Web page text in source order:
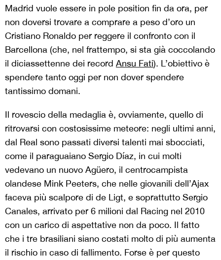
Madrid vuole essere in pole position fin da ora, per
non doversi trovare a comprare a peso d’oro un
Cristiano Ronaldo per reggere il confronto con il
Barcellona (che, nel frattempo, si sta già coccolando
il diciassettenne dei record Ansu Fati). L’obiettivo è
spendere tanto oggi per non dover spendere
tantissimo domani.
Il rovescio della medaglia è, ovviamente, quello di
ritrovarsi con costosissime meteore: negli ultimi anni,
dal Real sono passati diversi talenti mai sbocciati,
come il paraguaiano Sergio Díaz, in cui molti
vedevano un nuovo Agüero, il centrocampista
olandese Mink Peeters, che nelle giovanili dell’Ajax
faceva più scalpore di de Ligt, e soprattutto Sergio
Canales, arrivato per 6 milioni dal Racing nel 2010
con un carico di aspettative non da poco. Il fatto
che i tre brasiliani siano costati molto di più aumenta
il rischio in caso di fallimento. Forse è per questo